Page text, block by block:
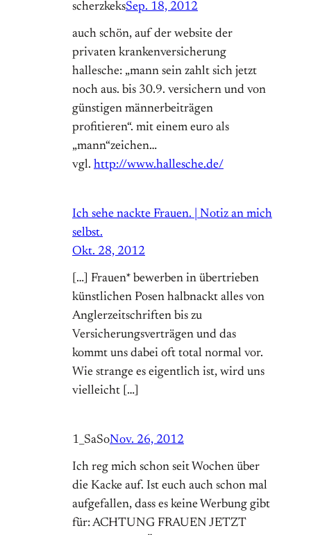
scherzkeksSep. 18, 2012
auch schön, auf der website der
privaten krankenversicherung
hallesche: „mann sein zahlt sich jetzt
noch aus. bis 30.9. versichern und von
günstigen männerbeiträgen
profitieren“. mit einem euro als
„mann“zeichen…
vgl. http://www.hallesche.de/
Ich sehe nackte Frauen. | Notiz an mich
selbst.
Okt. 28, 2012
[…] Frauen* bewerben in übertrieben
künstlichen Posen halbnackt alles von
Anglerzeitschriften bis zu
Versicherungsverträgen und das
kommt uns dabei oft total normal vor.
Wie strange es eigentlich ist, wird uns
vielleicht […]
1_SaSoNov. 26, 2012
Ich reg mich schon seit Wochen über
die Kacke auf. Ist euch auch schon mal
aufgefallen, dass es keine Werbung gibt
für: ACHTUNG FRAUEN JETZT